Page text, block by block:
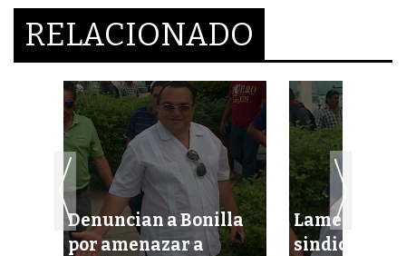
RELACIONADO
Denuncian a Bonilla
por amenazar a
Lamentan
sindicales